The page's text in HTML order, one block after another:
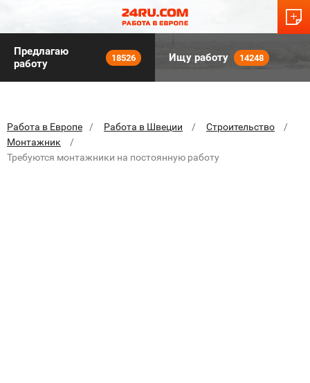
Предлагаю
работу
18526 Ищу работу 14248
Работа в Европе Работа в Швеции
Строительство
Монтажник
Требуются монтажники на постоянную работу